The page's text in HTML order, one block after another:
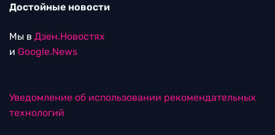
Достойные новости
Мы в Дзен.Новостях
и Google.News
Уведомление об использовании рекомендательных
технологий